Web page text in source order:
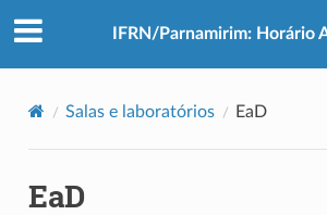
IFRN/Parnamirim: Horário
Salas e laboratórios EaD
EaD